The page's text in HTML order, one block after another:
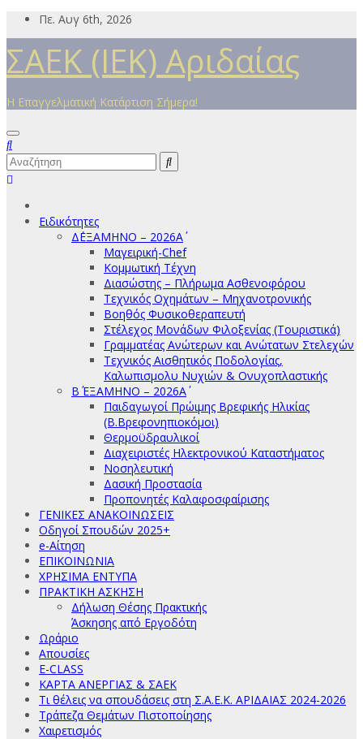
Μετάβαση
περιεχόμενο
Πε. Αυγ 6th, 2026
ΣΑΕΚ (ΙΕΚ) Αριδαίας
Η Επαγγελματική Κατάρτιση Σήμερα!
Ειδικότητες
Δ΄ΕΞΑΜΗΝΟ – 2026Α΄
Μαγειρική-Chef
Κομμωτική Τέχνη
Διασώστης – Πλήρωμα Ασθενοφόρου
Τεχνικός Οχημάτων – Μηχανοτρονικής
Βοηθός Φυσικοθεραπευτή
Στέλεχος Μονάδων Φιλοξενίας (Τουριστικά)
Γραμματέας Ανώτερων και Ανώτατων Στελεχών
Τεχνικός Αισθητικός Ποδολογίας,
Καλωπισμολυ Νυχιών & Ονυχοπλαστικής
Β΄ ΕΞΑΜΗΝΟ – 2026Α΄
Παιδαγωγοί Πρώιμης Βρεφικής Ηλικίας
(Β.Βρεφονηπιοκόμοι)
Θερμοϋδραυλικοί
Διαχειριστές Ηλεκτρονικού Καταστήματος
Νοσηλευτική
Δασική Προστασία
Προπονητές Καλαφοσφαίρισης
ΓΕΝΙΚΕΣ ΑΝΑΚΟΙΝΩΣΕΙΣ
Οδηγοί Σπουδών 2025+
e-Αίτηση
ΕΠΙΚΟΙΝΩΝΙΑ
ΧΡΗΣΙΜΑ ΕΝΤΥΠΑ
ΠΡΑΚΤΙΚΗ ΑΣΚΗΣΗ
Δήλωση Θέσης Πρακτικής
Άσκησης από Εργοδότη
Ωράριο
Απουσίες
E-CLASS
ΚΑΡΤΑ ΑΝΕΡΓΙΑΣ & ΣΑΕΚ
Τι θέλεις να σπουδάσεις στη Σ.Α.Ε.Κ. ΑΡΙΔΑΙΑΣ 2024-2026
Τράπεζα Θεμάτων Πιστοποίησης
Χαιρετισμός